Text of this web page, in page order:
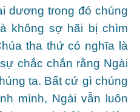
dương trong đó chúng
không sợ hãi bị chìm
tha thứ có nghĩa là
chắc chắn rằng Ngài
ta. Bất cứ gì chúng
mình, Ngài vẫn luôn